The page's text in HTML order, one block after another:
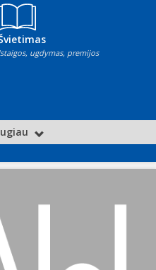
ugdymas, premijos